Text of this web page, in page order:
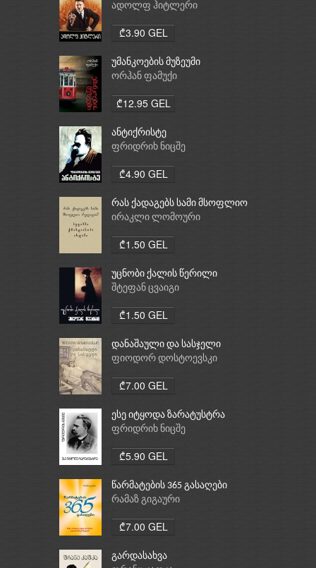
ადოლფ ჰიტლერი
₾3.90 GEL
უმანკოების მუზეუმი
ორჰან ფამუქი
₾12.95 GEL
ანტიქრისტე
ფრიდრიხ ნიცშე
₾4.90 GEL
რას ქადაგებს სამი მსოფლიო
რელიგია: ბუდიზმი,
ირაკლი ლომოური
₾1.50 GEL
უცნობი ქალის წერილი
შტეფან ცვაიგი
₾1.50 GEL
დანაშაული და სასჯელი
ფიოდორ დოსტოევსკი
₾7.00 GEL
ესე იტყოდა ზარატუსტრა
ფრიდრიხ ნიცშე
₾5.90 GEL
წარმატების 365 გასაღები
რამაზ გიგაური
₾7.00 GEL
გარდასახვა